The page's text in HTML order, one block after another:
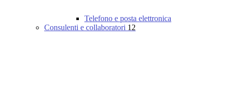
Telefono e posta elettronica
Consulenti e collaboratori 12